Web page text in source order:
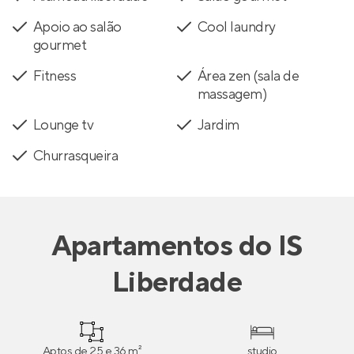
Apoio ao salão
gourmet
Cool laundry
Fitness
Área zen (sala de
massagem)
Lounge tv
Jardim
Churrasqueira
Apartamentosdo IS
Liberdade